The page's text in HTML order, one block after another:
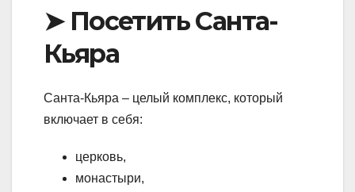
➤ Посетить Санта-
Кьяра
Санта-Кьяра – целый комплекс, который
включает в себя:
церковь,
монастыри,